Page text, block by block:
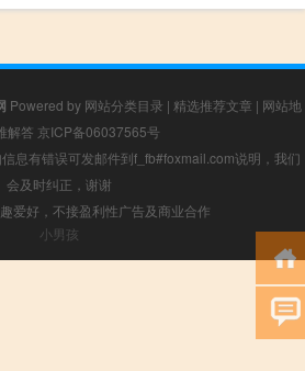
Powered by 网站分类目录 | 精选推荐文章 | 网站地
解答 京ICP备06037565号
息有错误可发邮件到f_fb#foxmail.com说明，我们
会及时纠正，谢谢
爱好，不接盈利性广告及商业合作
小男孩